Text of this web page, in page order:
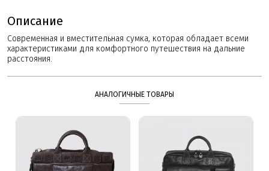
Описание
Современная и вместительная сумка, которая обладает всеми
характеристиками для комфортного путешествия на дальние
расстояния.
АНАЛОГИЧНЫЕ ТОВАРЫ